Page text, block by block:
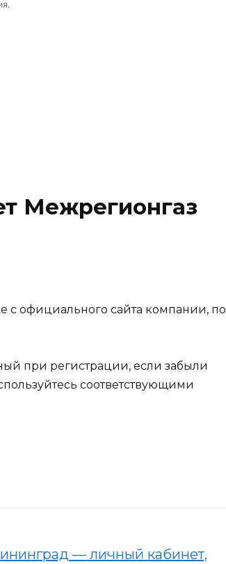
Межрегионгаз
с официального сайта компании, по
при регистрации, если забыли
соответствующими
— личный кабинет,